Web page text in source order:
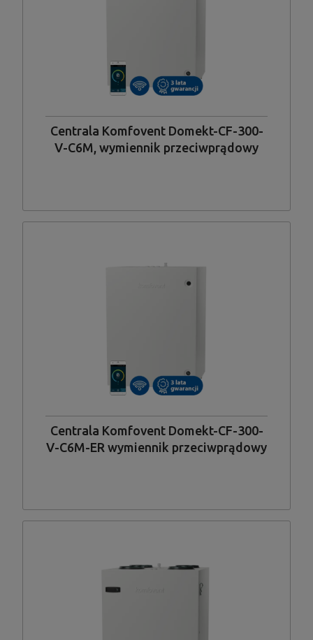
Centrala Komfovent Domekt-CF-300-
V-C6M, wymiennik przeciwprądowy
Centrala Komfovent Domekt-CF-300-
V-C6M-ER wymiennik przeciwprądowy